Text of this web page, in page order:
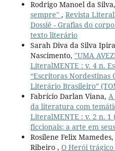
Rodrigo Manoel da Silva,
sempre" , Revista
Dossiê - Grafias do
texto literário
Sarah Diva da Silva
Nascimento, "UMA
LiteralMENTE : v. 4 n.
“Escritoras Nordestinas
Literário Brasileiro”
Fabrício Darlan Viana,
da literatura com
LiteralMENTE : v. 2 n. 1
ficcionais: a arte em
Rosilene Felix
Ribeiro , O Herói trágico